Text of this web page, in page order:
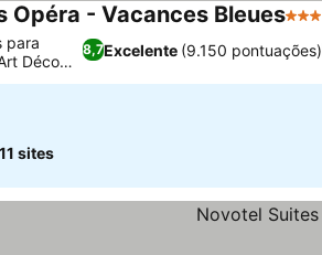
Opéra - Vacances Bleues3
8,7Excelente (9.150 pontuações)
para
Déco
11 sites